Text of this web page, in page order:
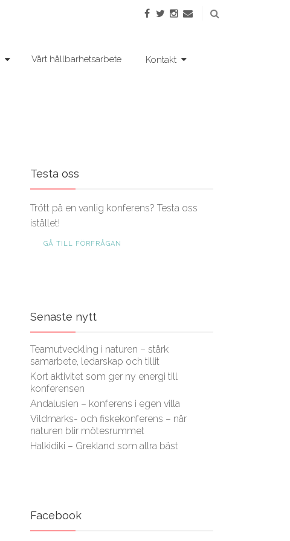
Vårt hållbarhetsarbete Kontakt
Testa oss
Trött på en vanlig konferens? Testa oss
istället!
GÅ TILL FÖRFRÅGAN
Senaste nytt
Teamutveckling i naturen – stärk
samarbete, ledarskap och tillit
Kort aktivitet som ger ny energi till
konferensen
Andalusien – konferens i egen villa
Vildmarks- och fiskekonferens – när
naturen blir mötesrummet
Halkidiki – Grekland som allra bäst
Facebook